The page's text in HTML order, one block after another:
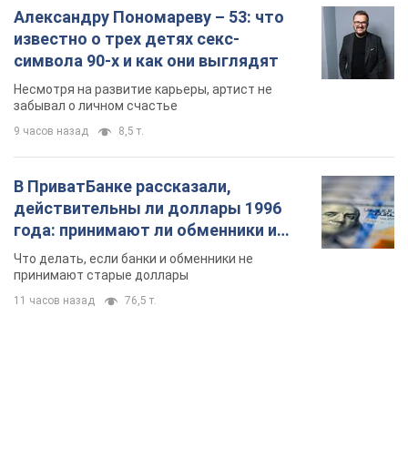
Александру Пономареву – 53: что
известно о трех детях секс-
символа 90-х и как они выглядят
Несмотря на развитие карьеры, артист не
забывал о личном счастье
9 часов назад 8,5 т.
В ПриватБанке рассказали,
действительны ли доллары 1996
года: принимают ли обменники и
банки такие купюры
Что делать, если банки и обменники не
принимают старые доллары
11 часов назад 76,5 т.